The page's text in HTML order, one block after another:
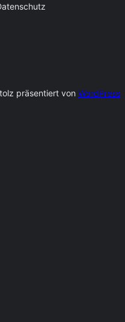
präsentiert von WordPress